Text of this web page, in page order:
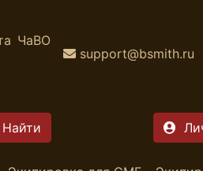
ЧаВО
support@bsmith.ru